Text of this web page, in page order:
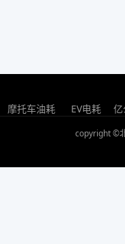
摩托车油耗 EV电耗
copyright ©